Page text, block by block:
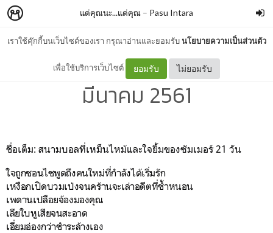
เราใช้คุ๊กกี้บนเว็บไซต์ของเรา กรุณาอ่านและยอมรับนโยบายความเป็นส่วนตัว
เพื่อใช้บริการเว็บไซต์ ยอมรับ ไม่ยอมรับ
แด่คุณนะ...แด่คุณ – Pasu Intara
สนามบอลที่เหม็นไหม้ฯ : 28
มีนาคม 2561
ชื่อเต็ม: สนามบอลที่เหม็นไหม้และใจยิ้มของซัมเมอร์ 21 วัน
ใจถูกชอนไชพูดถึงคนใหม่ที่กำลังได้เริ่มรัก
เหงือกเปิดบวมเป่งจนคร้านจะเล่าอดีตที่ช้ำหนอน
เพดานเปลือยจ้องมองคุณ
เลียใบหูเสียจนสะอาด
เอี่ยมอ่องกว่าชำระล้างเอง